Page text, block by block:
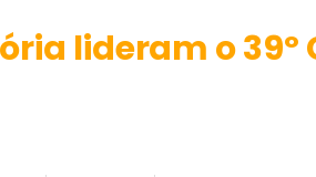
lideram o